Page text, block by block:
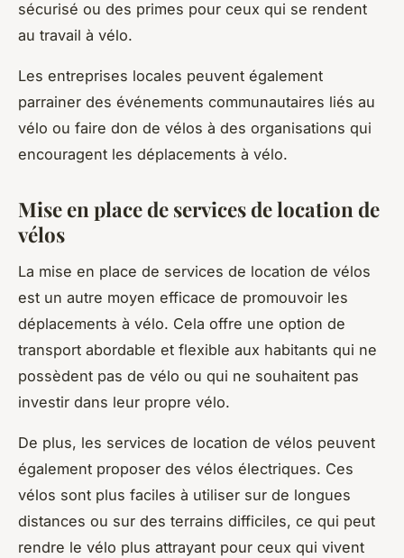
sécurisé ou des primes pour ceux qui se rendent
au travail à vélo.
Les entreprises locales peuvent également
parrainer des événements communautaires liés au
vélo ou faire don de vélos à des organisations qui
encouragent les déplacements à vélo.
Mise en place de services de location de
vélos
La mise en place de services de location de vélos
est un autre moyen efficace de promouvoir les
déplacements à vélo. Cela offre une option de
transport abordable et flexible aux habitants qui ne
possèdent pas de vélo ou qui ne souhaitent pas
investir dans leur propre vélo.
De plus, les services de location de vélos peuvent
également proposer des vélos électriques. Ces
vélos sont plus faciles à utiliser sur de longues
distances ou sur des terrains difficiles, ce qui peut
rendre le vélo plus attrayant pour ceux qui vivent